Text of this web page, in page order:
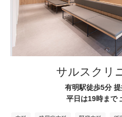
サルスクリ
有明駅徒歩5分
平日は19時まで